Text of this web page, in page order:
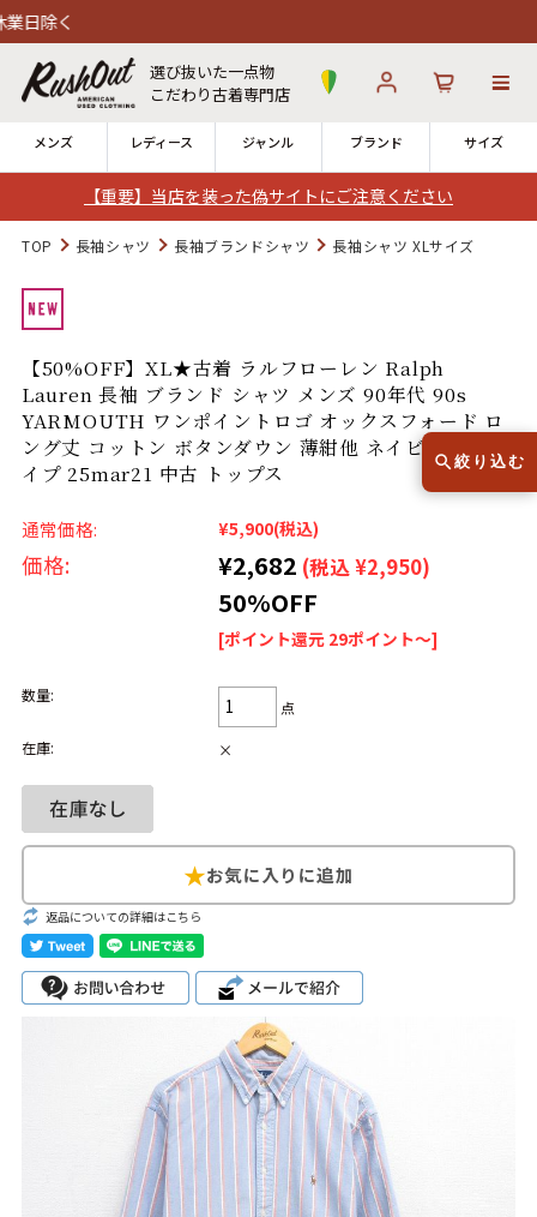
【重要】当店を装った偽サイトにご注意ください
選び抜いた一点物
こだわり古着専門店
メンズ レディース ジャンル ブランド サイズ
ログイン
全国7店舗・公式通販の比較
発送について 12時までのご注文で当日出荷！
※対応不可：日祝、長期休暇、セール
Search by Hotword 今週のHOTワード（7/29〜8/4）
映画 3 ミリタリー 4 スターウォーズ
大きいサイズ
Search by Brand
ラルフ ローレン ザ・ノース・フェ
チャンピオン
パタゴニア
カーハート
リーバイス チック
サ行
ハ行 マ行
TOP 長袖シャツ 長袖ブランドシャツ 長袖シャツ XLサイズ
【50%OFF】XL★古着 ラルフローレン Ralph
Lauren 長袖 ブランド シャツ メンズ 90年代 90s
YARMOUTH ワンポイントロゴ オックスフォード ロ
ング丈 コットン ボタンダウン 薄紺他 ネイビー ストラ
イプ 25mar21 中古 トップス
通常価格: ¥5,900(税込)
価格: ¥2,682 (税込 ¥2,950)
50%OFF
[ポイント還元 29ポイント～]
数量:
点
在庫:
×
返品についての詳細はこちら
絞り込む